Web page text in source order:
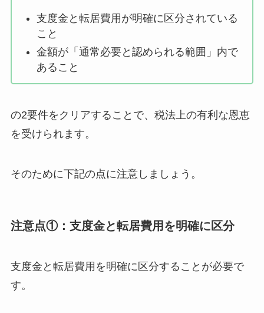
支度金と転居費用が明確に区分されている
こと
金額が「通常必要と認められる範囲」内で
あること
の2要件をクリアすることで、税法上の有利な恩恵
を受けられます。
そのために下記の点に注意しましょう。
注意点①：支度金と転居費用を明確に区分
支度金と転居費用を明確に区分することが必要で
す。